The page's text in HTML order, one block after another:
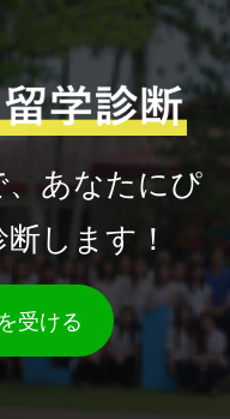
あなたにぴ
します！
受ける